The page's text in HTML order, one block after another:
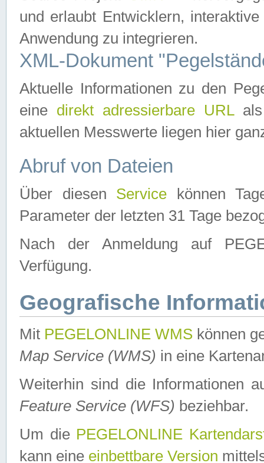
und erlaubt Entwicklern,
Anwendung zu integrieren.
XML-Dokument
Aktuelle Informationen zu den
eine direkt adressierbare URLals
aktuellen Messwerte liegen hier
Abruf von Dateien
Über diesen Service können
Parameter der letzten 31 Tage
Nach der Anmeldung auf
Verfügung.
Geografische
Mit PEGELONLINE WMS können
Map Service (WMS) in eine
Weiterhin sind die Informationen
Feature Service (WFS) beziehbar.
Um die PEGELONLINE
kann eine einbettbare Version